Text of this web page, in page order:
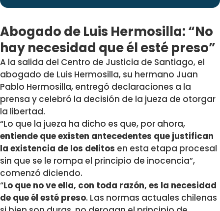
Abogado de Luis Hermosilla: “No
hay necesidad que él esté preso”
A la salida del Centro de Justicia de Santiago, el
abogado de Luis Hermosilla, su hermano Juan
Pablo Hermosilla, entregó declaraciones a la
prensa y celebró la decisión de la jueza de otorgar
la libertad.
“Lo que la jueza ha dicho es que, por ahora,
entiende que existen antecedentes que justifican
la existencia de los delitos en esta etapa procesal
sin que se le rompa el principio de inocencia”,
comenzó diciendo.
“Lo que no ve ella, con toda razón, es la necesidad
de que él esté preso. Las normas actuales chilenas